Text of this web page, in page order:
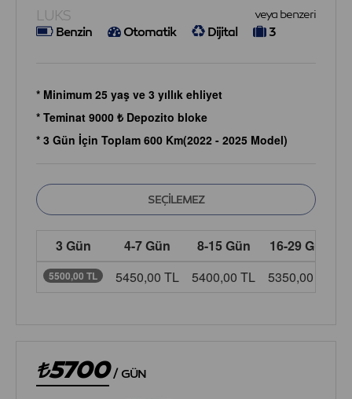
LUKS veya benzeri
Benzin Otomatik Dijital 3
* Minimum 25 yaş ve 3 yıllık ehliyet
* Teminat 9000 ₺ Depozito bloke
* 3 Gün İçin Toplam 600 Km(2022 - 2025 Model)
3 Gün 4-7 Gün 8-15 Gün 16-29 Gün
5500,00 TL 5450,00 TL 5400,00 TL 5350,00 TL
5700 / GÜN